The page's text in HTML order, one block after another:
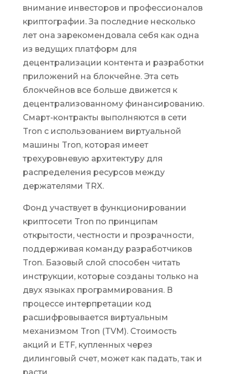
внимание инвесторов и профессионалов
криптографии. За последние несколько
лет она зарекомендовала себя как одна
из ведущих платформ для
децентрализации контента и разработки
приложений на блокчейне. Эта сеть
блокчейнов все больше движется к
децентрализованному финансированию.
Смарт-контракты выполняются в сети
Tron с использованием виртуальной
машины Tron, которая имеет
трехуровневую архитектуру для
распределения ресурсов между
держателями TRX.
Фонд участвует в функционировании
криптосети Tron по принципам
открытости, честности и прозрачности,
поддерживая команду разработчиков
Tron. Базовый слой способен читать
инструкции, которые созданы только на
двух языках программирования. В
процессе интерпретации код
расшифровывается виртуальным
механизмом Tron (TVM). Стоимость
акций и ETF, купленных через
дилинговый счет, может как падать, так и